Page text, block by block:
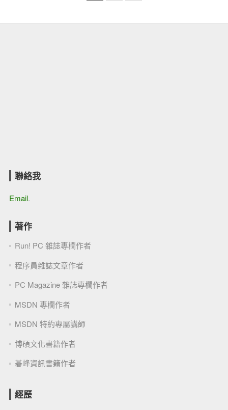
聯絡我
Email.
著作
Run! PC 雜誌專欄作者
程序員雜誌文章作者
PC Magazine 雜誌專欄作者
MSDN 專欄作者
MSDN 特約專屬講師
博碩文化書籍作者
碁峰資訊書籍作者
經歷